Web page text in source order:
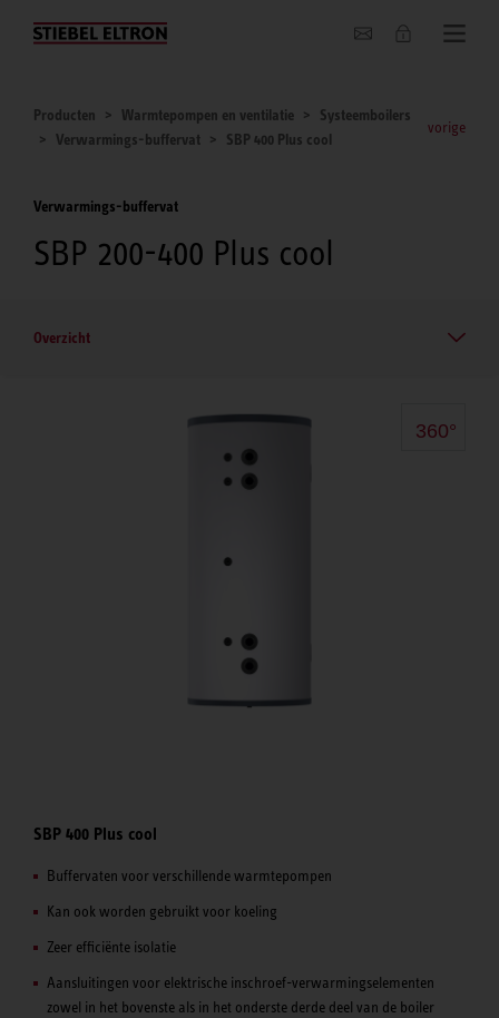
Actueel
Producten Warmtepompen en ventilatie
Systeemboilers
Verwarmings-buffervat
SBP 400 Plus cool
vorige
Verwarmings-buffervat
SBP 200-400 Plus cool
Overzicht
360°
SBP 400 Plus cool
Buffervaten voor verschillende warmtepompen
Kan ook worden gebruikt voor koeling
Zeer efficiënte isolatie
Aansluitingen voor elektrische inschroef-verwarmingselementen
zowel in het bovenste als in het onderste derde deel van de boiler